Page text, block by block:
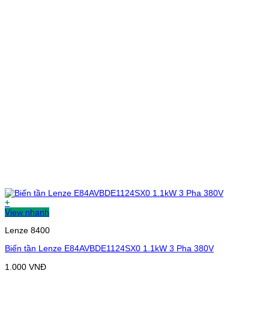
+
View nhanh
Lenze 8400
Biến tần Lenze E84AVBDE1124SX0 1.1kW 3 Pha 380V
1.000 VNĐ